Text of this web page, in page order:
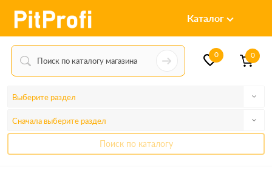
Каталог
0 0
Выберите раздел
Сначала выберите раздел
Поиск по каталогу